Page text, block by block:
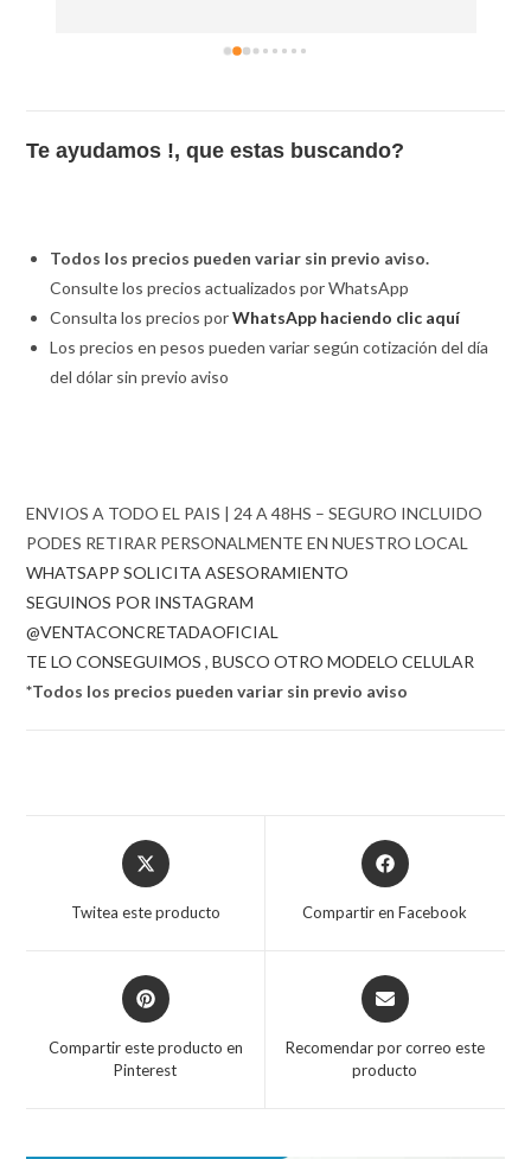
Te ayudamos !, que estas buscando?
Todos los precios pueden variar sin previo aviso.
Consulte los precios actualizados por WhatsApp
Consulta los precios porWhatsApp haciendo clic aquí
Los precios en pesos pueden variar según cotización del día
del dólar sin previo aviso
ENVIOS A TODO EL PAIS | 24 A 48HS – SEGURO INCLUIDO
PODES RETIRAR PERSONALMENTE EN NUESTRO LOCAL
WHATSAPP SOLICITA ASESORAMIENTO
SEGUINOS POR INSTAGRAM
@VENTACONCRETADAOFICIAL
TE LO CONSEGUIMOS , BUSCO OTRO MODELO CELULAR
*Todos los precios pueden variar sin previo aviso
Opens
in
Twitea este producto
Opens
in
Compartir en Facebook
Opens
in
new
Compartir este producto en
Pinterest
Opens
in
new
Recomendar por correo este
producto